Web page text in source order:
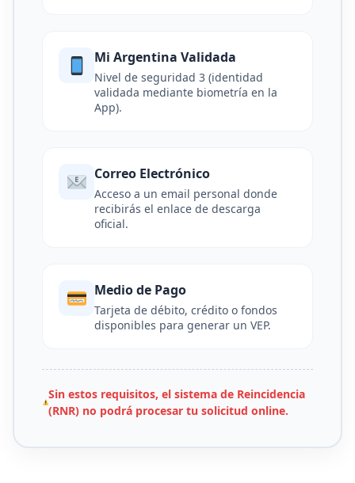
Mi Argentina Validada
Nivel de seguridad 3 (identidad
validada mediante biometría en la
App).
Correo Electrónico
Acceso a un email personal donde
recibirás el enlace de descarga
oficial.
Medio de Pago
Tarjeta de débito, crédito o fondos
disponibles para generar un VEP.
Sin estos requisitos, el sistema de Reincidencia
(RNR) no podrá procesar tu solicitud online.